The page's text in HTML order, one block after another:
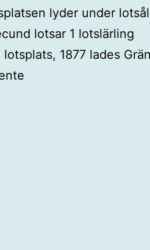
lyder under
lotsar 1 lotslärling
1877 lades